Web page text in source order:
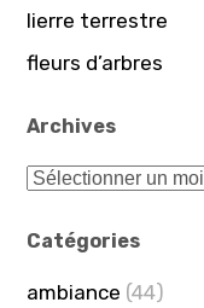
o
n
d
e
l
’
a
lierre terrestre
fleurs d’arbres
Archives
A
c
i
Catégories
ambiance (44)